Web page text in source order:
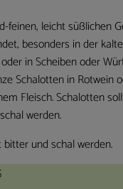
feinen, leicht süßlichen
besonders in der
in Scheiben oder
Schalotten in Rotwein
Fleisch. Schalotten
werden.
und schal werden.